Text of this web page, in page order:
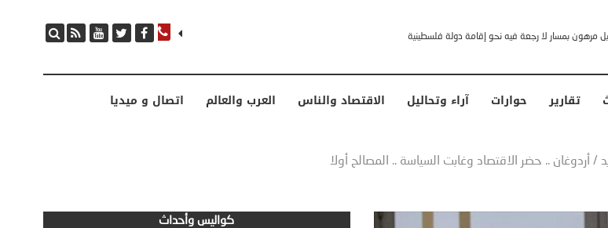
مصدر سعودي لـCNN: التطبيع مع إسرائيل مرهون بمسار لا رجعة فيه نحو إقامة دولة فلسطينية وجهها له الرئيس الأمريكي
تقارير حوارات آراء وتحاليل الاقتصاد والناس العرب والعالم اتصال و ميديا
/ أردوغان .. حضر الاقتصاد وغابت السياسة .. المصالح أولا
كواليس وأحداث